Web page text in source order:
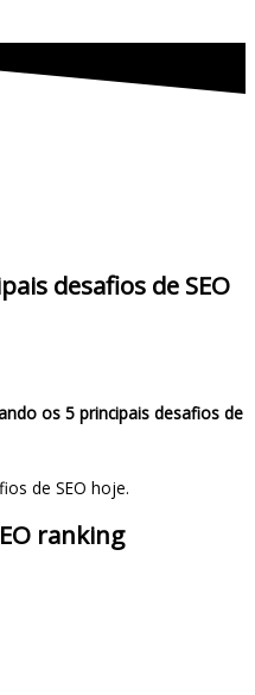
desafios de SEO
os 5 principais desafios de
ranking